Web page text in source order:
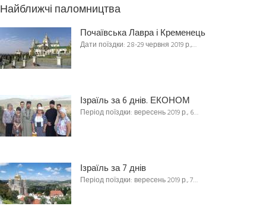
Найближчі паломництва
Почаївська Лавра і Кременець
Дати поїздки: 28-29 червня 2019 р.,…
Ізраїль за 6 днів. ЕКОНОМ
Період поїздки: вересень 2019 р., 6…
Ізраїль за 7 днів
Період поїздки: вересень 2019 р., 7…